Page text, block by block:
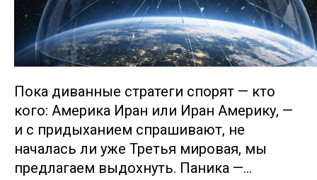
Пока диванные стратеги спорят — кто
кого: Америка Иран или Иран Америку, —
и с придыханием спрашивают, не
началась ли уже Третья мировая, мы
предлагаем выдохнуть. Паника —…